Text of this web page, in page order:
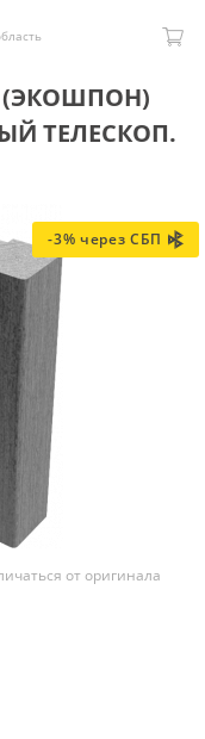
(ЭКОШПОН)
ТЕЛЕСКОП.
-3% через СБП
от оригинала